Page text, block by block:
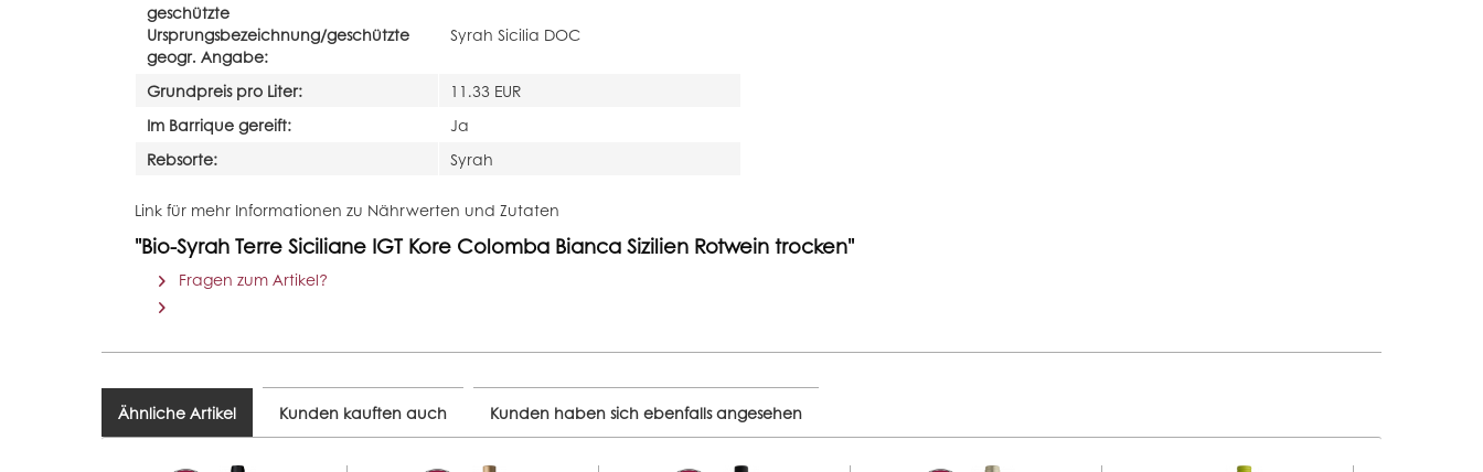
geschützte
Ursprungsbezeichnung/geschützte
geogr. Angabe:
Syrah Sicilia DOC
Grundpreis pro Liter:
11.33 EUR
Im Barrique gereift:
Ja
Rebsorte:
Syrah
Link für mehr Informationen zu Nährwerten und Zutaten
"Bio-Syrah Terre Siciliane IGT Kore Colomba Bianca Sizilien Rotwein trocken"
Fragen zum Artikel?
Ähnliche Artikel Kunden kauften auch Kunden haben sich ebenfalls angesehen